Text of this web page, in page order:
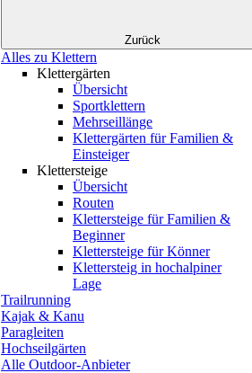
Zurück
Alles zu Klettern
Klettergärten
Übersicht
Sportklettern
Mehrseillänge
Klettergärten für Familien &
Einsteiger
Klettersteige
Übersicht
Routen
Klettersteige für Familien &
Beginner
Klettersteige für Könner
Klettersteig in hochalpiner
Lage
Trailrunning
Kajak & Kanu
Paragleiten
Hochseilgärten
Alle Outdoor-Anbieter